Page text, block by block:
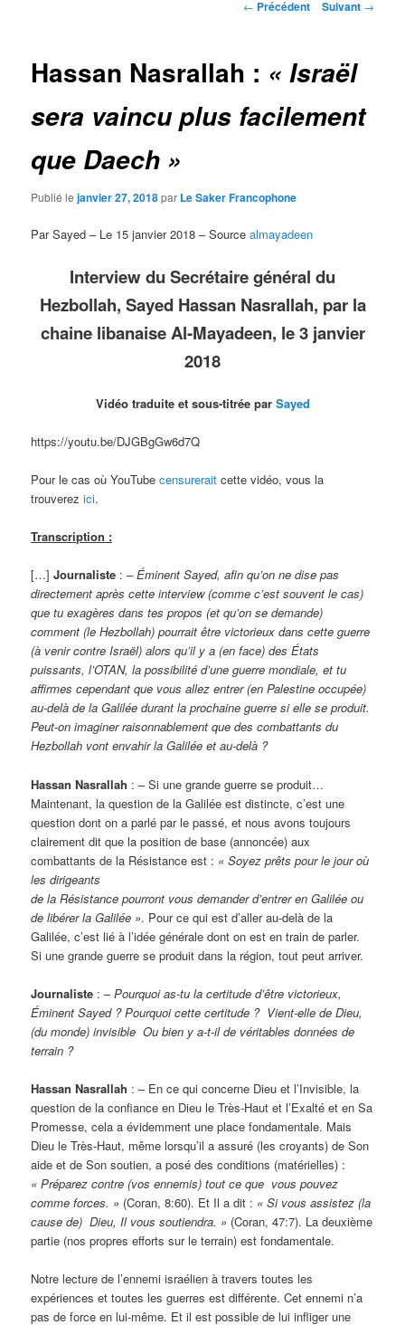
Navigation
← Précédent Suivant →
Hassan Nasrallah : « Israël
sera vaincu plus facilement
que Daech »
Publié lejanvier 27, 2018par Le Saker Francophone
Par Sayed – Le 15 janvier 2018 – Sourcealmayadeen
Interview du Secrétaire général du
Hezbollah, Sayed Hassan Nasrallah, par la
chaine libanaise Al-Mayadeen, le 3 janvier
2018
Vidéo traduite et sous-titrée par Sayed
https://youtu.be/DJGBgGw6d7Q
Pour le cas où YouTubecensurerait cette vidéo, vous la
trouverezici.
Transcription :
[…]Journaliste : –Éminent Sayed, afin qu’on ne dise pas
directement après cette interview (comme c’est souvent le cas)
que tu exagères dans tes propos (et qu’on se demande)
comment (le Hezbollah) pourrait être victorieux dans cette guerre
(à venir contre Israël) alors qu’il y a (en face) des États
puissants, l’OTAN, la possibilité d’une guerre mondiale, et tu
affirmes cependant que vous allez entrer (en Palestine occupée)
au-delà de la Galilée durant la prochaine guerre si elle se produit.
Peut-on imaginer raisonnablement que des combattants du
Hezbollah vont envahir la Galilée et au-delà ?
Hassan Nasrallah : – Si une grande guerre se produit…
Maintenant, la question de la Galilée est distincte, c’est une
question dont on a parlé par le passé, et nous avons toujours
clairement dit que la position de base (annoncée) aux
combattants de la Résistance est : « Soyez prêts pour le jour où
les dirigeants
de la Résistance pourront vous demander d’entrer en Galilée ou
de libérer la Galilée ». Pour ce qui est d’aller au-delà de la
Galilée, c’est lié à l’idée générale dont on est en train de parler.
Si une grande guerre se produit dans la région, tout peut arriver.
Journaliste : –Pourquoi as-tu la certitude d’être victorieux,
Éminent Sayed ? Pourquoi cette certitude ? Vient-elle de Dieu,
(du monde) invisible Ou bien y a-t-il de véritables données de
terrain ?
Hassan Nasrallah : – En ce qui concerne Dieu et l’Invisible, la
question de la confiance en Dieu le Très-Haut et l’Exalté et en Sa
Promesse, cela a évidemment une place fondamentale. Mais
Dieu le Très-Haut, même lorsqu’il a assuré (les croyants) de Son
aide et de Son soutien, a posé des conditions (matérielles) :
« Préparez contre (vos ennemis) tout ce que vous pouvez
comme forces. » (Coran, 8:60). Et Il a dit : « Si vous assistez (la
cause de) Dieu, Il vous soutiendra. » (Coran, 47:7). La deuxième
partie (nos propres efforts sur le terrain) est fondamentale.
Notre lecture de l’ennemi israélien à travers toutes les
expériences et toutes les guerres est différente. Cet ennemi n’a
pas de force en lui-même. Et il est possible de lui infliger une